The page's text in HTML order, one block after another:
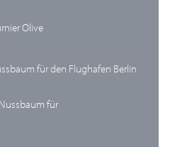
Olive
für den Flughafen Berlin
für